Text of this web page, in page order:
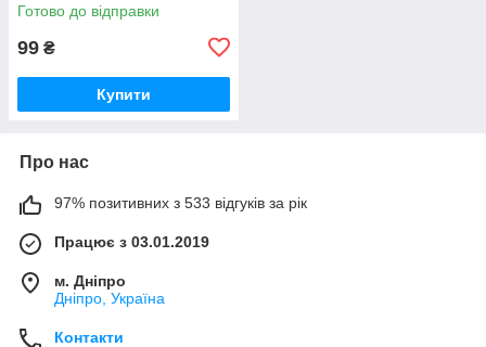
Готово до відправки
99 ₴
Купити
Про нас
97% позитивних з 533 відгуків за рік
Працює з 03.01.2019
м. Дніпро
Дніпро, Україна
Контакти